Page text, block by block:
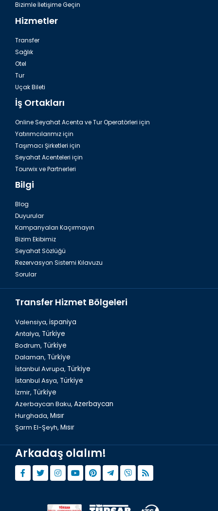
Dalaman, Fethiye Balık Hali
Bizimle İletişime Geçin
Hizmetler
Transfer
Sağlık
Otel
Tur
Uçak Bileti
İş Ortakları
Online Seyahat Acenta ve Tur Operatörleri için
Yatırımcılarımız için
Taşımacı Şirketleri için
Seyahat Acenteleri için
Tourwix ve Partnerleri
Bilgi
Blog
Duyurular
Kampanyaları Kaçırmayın
Bizim Ekibimiz
Seyahat Sözlüğü
Rezervasyon Sistemi Kılavuzu
Sorular
Transfer Hizmet Bölgeleri
Valensiya, ispaniya
Antalya, Türkiye
Bodrum, Türkiye
Dalaman, Türkiye
İstanbul Avrupa, Türkiye
İstanbul Asya, Türkiye
İzmir, Türkiye
Azerbaycan Baku, Azerbaycan
Hurghada, Mısır
Şarm El-Şeyh, Mısır
Arkadaş olalım!